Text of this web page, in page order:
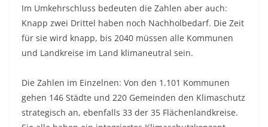
Im Umkehrschluss bedeuten die Zahlen aber auch:
Knapp zwei Drittel haben noch Nachholbedarf. Die Zeit
für sie wird knapp, bis 2040 müssen alle Kommunen
und Landkreise im Land klimaneutral sein.
Die Zahlen im Einzelnen: Von den 1.101 Kommunen
gehen 146 Städte und 220 Gemeinden den Klimaschutz
strategisch an, ebenfalls 33 der 35 Flächenlandkreise.